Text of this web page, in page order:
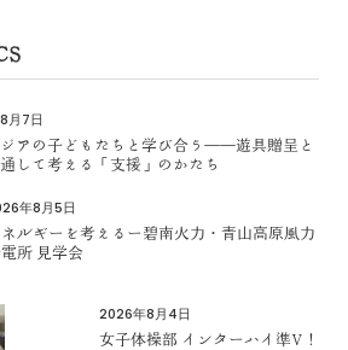
月7日
ジアの子どもたちと学び合う――遊具贈呈と
して考える「支援」のかたち
年8月5日
ルギーを考えるー碧南火力・青山高原風力
所 見学会
2026年8月4日
女子体操部 インターハイ準V！